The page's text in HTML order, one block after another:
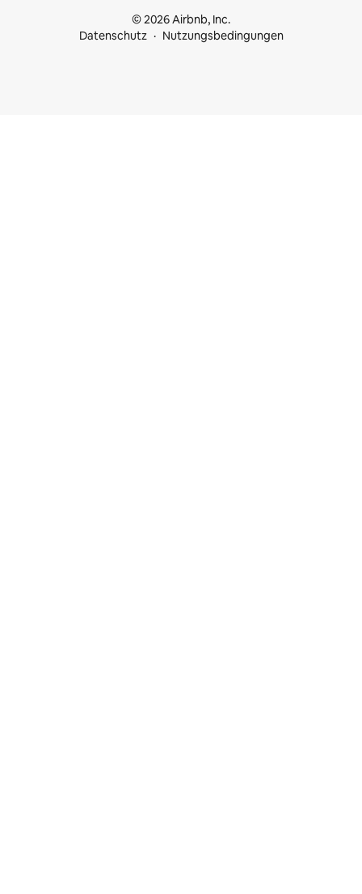
© 2026 Airbnb, Inc.
Datenschutz
Nutzungsbedingungen